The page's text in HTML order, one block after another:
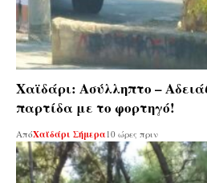
Χαϊδάρι: Ασύλληπτο –
παρτίδα με το φορτηγό!
ΑπόΧαϊδάρι Σήμερα 10 ώρες πριν